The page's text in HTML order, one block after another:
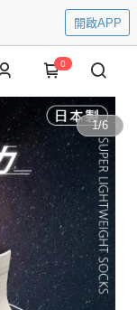
開啟APP
0
1/6